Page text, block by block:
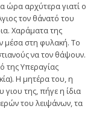
ώρα αρχύτερα γιατί ο
τον θάνατό του
Χαράματα της
μέσα στη φυλακή. Το
να τον θάψουν.
της Υπεραγίας
Η μητέρα του, η
γιου της, πήγε η ίδια
του λειψάνων, τα